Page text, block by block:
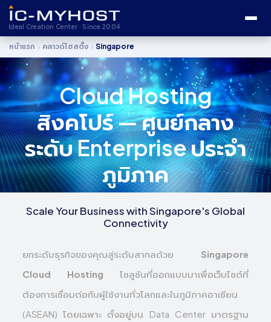
Ideal Creation Center · Since 2004
หน้าแรก › คลาวด์โฮสติ้ง › Singapore
Cloud Hosting
สิงคโปร์ — ศูนย์กลาง
ระดับ Enterprise ประจำ
ภูมิภาค
Scale Your Business with Singapore's Global
Connectivity
ยกระดับธุรกิจของคุณสู่ระดับสากลด้วย Singapore
Cloud Hosting โซลูชันที่ออกแบบมาเพื่อเว็บไซต์ที่
ต้องการเชื่อมต่อกับผู้ใช้งานทั่วโลกและในภูมิภาคอาเซียน
(ASEAN) โดยเฉพาะ ตั้งอยู่บน Data Center มาตรฐาน